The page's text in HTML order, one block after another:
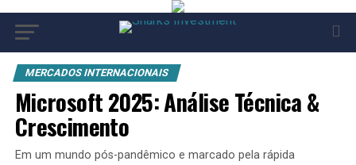
MERCADOS INTERNACIONAIS
Microsoft 2025: Análise Técnica &
Crescimento
Em um mundo pós-pandêmico e marcado pela rápida